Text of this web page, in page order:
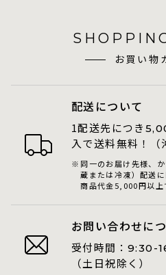
お買い物
配送について
1配送先につき
入で送料無料！（
同一のお届け先様、
蔵または冷凍）配送
商品代金5,000円以上
お問い合わせに
受付時間： 9:30-
（土日祝除く）